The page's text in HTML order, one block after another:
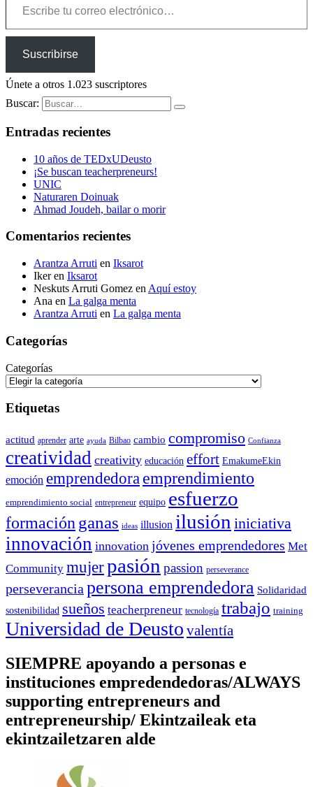
Suscribirse
Únete a otros 1.023 suscriptores
Buscar:
Entradas recientes
10 años de TEDxUDeusto
¡Se buscan teacherpreneurs!
UNIC
Naturaren Doinuak
Ahmad Joudeh, bailar o morir
Comentarios recientes
Arantza Arruti en Iksarot
Ikeren Iksarot
Neskuts Arruti Gomez en Aquí estoy
Ana en La galga menta
Arantza Arruti en La galga menta
Categorías
Categorías
Etiquetas
actitud aprender arte ayuda Bilbao cambio compromiso Confianza
creatividad creativity educación effort EmakumeEkin
emoción emprendedora emprendimiento
emprendimiento social entrepreneur equipo esfuerzo
formación ganas ideas illusion ilusión iniciativa
innovación innovation jóvenes emprendedores Met
Community mujerpasión passion perseverance
perseverancia persona emprendedora Solidaridad
sostenibilidad sueños teacherpreneur tecnología trabajo training
Universidad de Deusto valentía
SIEMPRE apoyando a personas e
instituciones empredendedoras/ALWAYS
supporting entrepreneurs and
entrepreneurship/ Ekintzaileak eta
ekintzailetzaren alde